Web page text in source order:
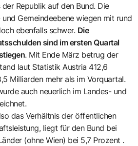
Republik auf den Bund. Die
Gemeindeebene wiegen mit rund
ebenfalls schwer. Die
sind im ersten Quartal
. Mit Ende März betrug der
laut Statistik Austria 412,6
Milliarden mehr als im Vorquartal.
auch neuerlich im Landes- und
das Verhältnis der öffentlichen
liegt für den Bund bei
(ohne Wien) bei 5,7 Prozent .